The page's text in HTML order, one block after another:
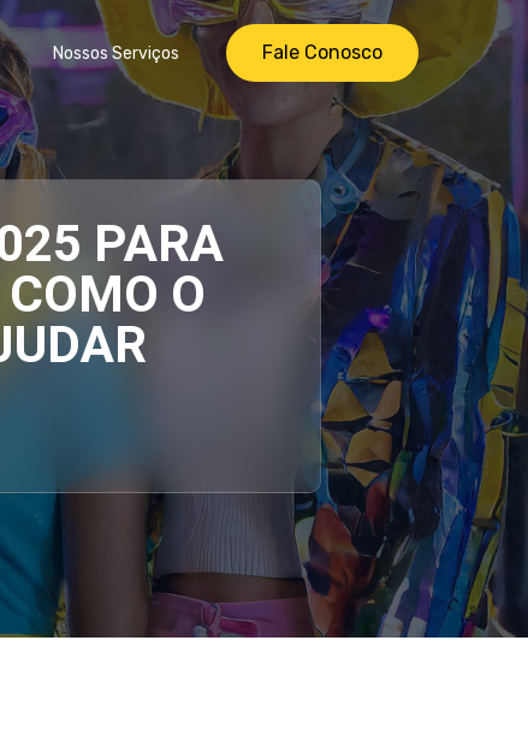
Nossos Serviços Fale Conosco
PARA
O